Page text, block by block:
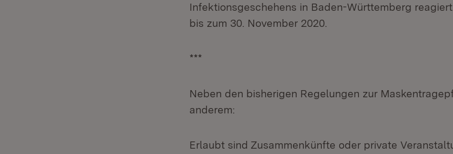
Infektionsgeschehens in Baden-Württemberg
bis zum 30. November 2020.
***
Neben den bisherigen Regelungen zur
anderem:
Erlaubt sind Zusammenkünfte oder private